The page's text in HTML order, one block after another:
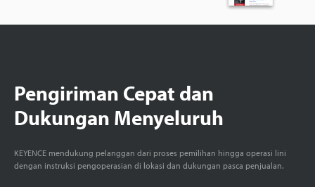
Pengiriman Cepat dan
Dukungan Menyeluruh
KEYENCE mendukung pelanggan dari proses pemilihan hingga operasi lini
dengan instruksi pengoperasian di lokasi dan dukungan pasca penjualan.